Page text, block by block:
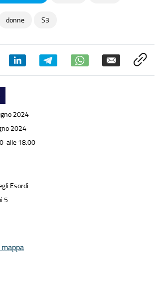
donne S3
2024
2024
alle 18.00
Esordi
5